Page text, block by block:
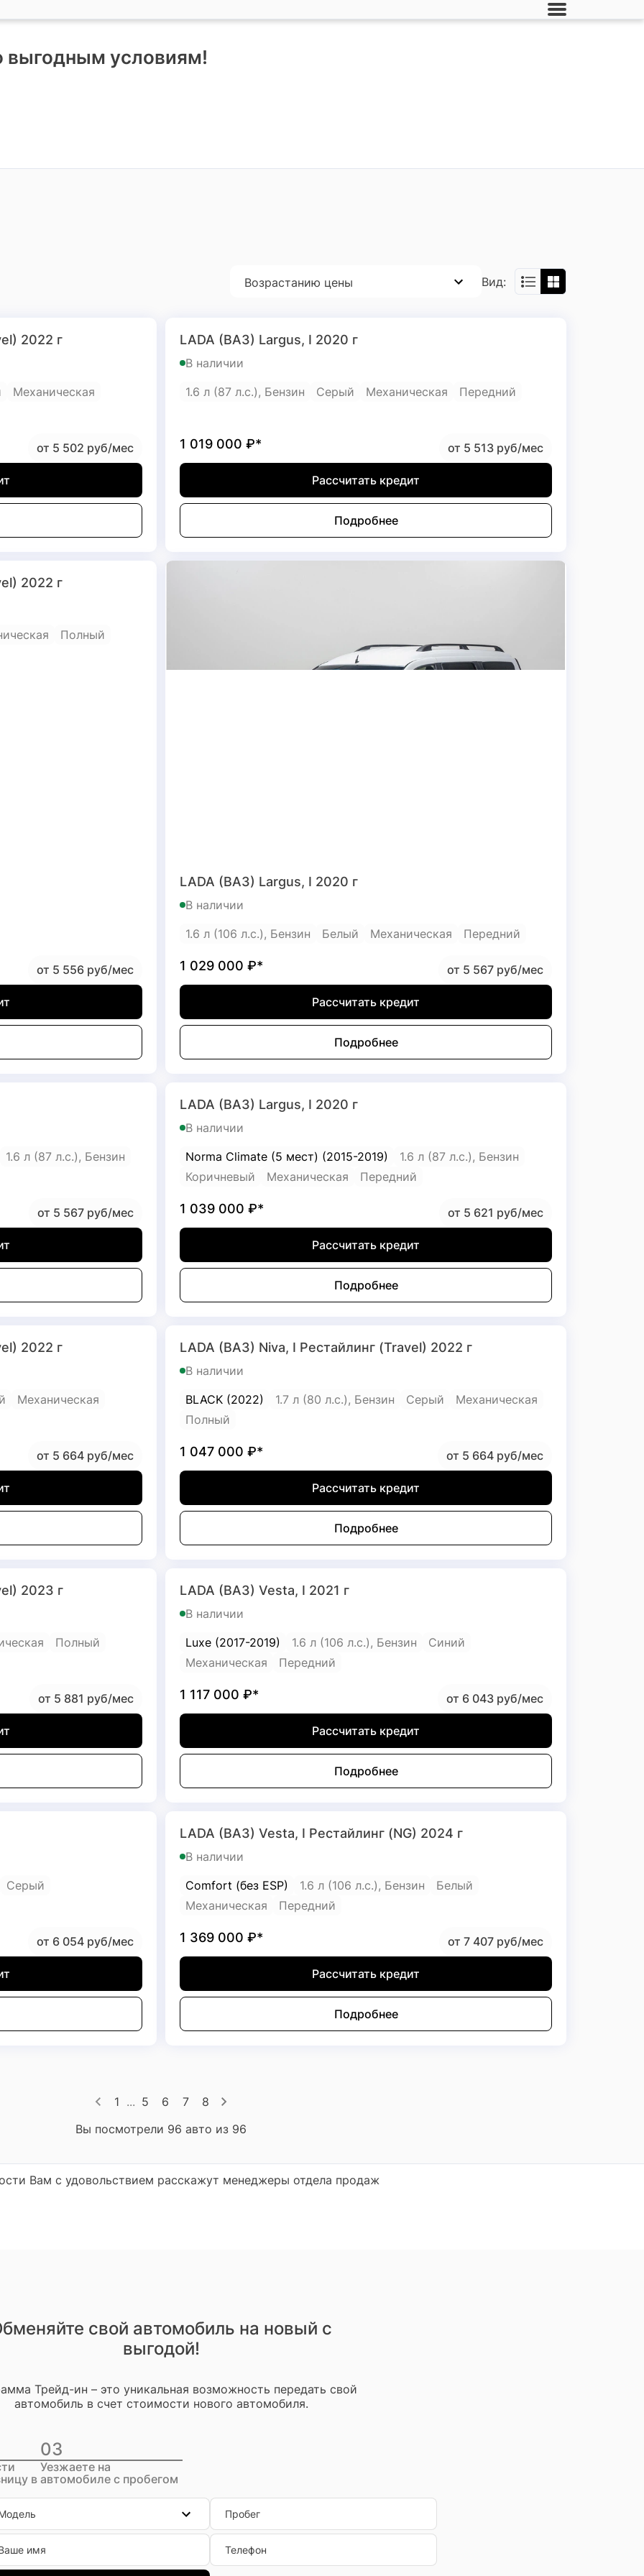
выгодным условиям!
Возрастанию цены Вид:
2022 г
Механическая
от 5 502 руб/мес
LADA (ВАЗ) Largus, I 2020 г
В наличии
1.6 л (87 л.с.), Бензин
Серый Механическая Передний
1 019 000 ₽* от 5 513 руб/мес
Рассчитать кредит
Подробнее
2022 г
Полный
от 5 556 руб/мес
LADA (ВАЗ) Largus, I 2020 г
В наличии
1.6 л (106 л.с.), Бензин
Белый Механическая Передний
1 029 000 ₽* от 5 567 руб/мес
Рассчитать кредит
Подробнее
1.6 л (87 л.с.), Бензин
от 5 567 руб/мес
LADA (ВАЗ) Largus, I 2020 г
В наличии
Norma Climate (5 мест) (2015-2019)
1.6 л (87 л.с.), Бензин
Коричневый
Механическая Передний
1 039 000 ₽* от 5 621 руб/мес
Рассчитать кредит
Подробнее
2022 г
Механическая
от 5 664 руб/мес
LADA (ВАЗ) Niva, I Рестайлинг (Travel) 2022 г
В наличии
BLACK (2022)
1.7 л (80 л.с.), Бензин Серый
Механическая
Полный
1 047 000 ₽* от 5 664 руб/мес
Рассчитать кредит
Подробнее
2023 г
Полный
от 5 881 руб/мес
LADA (ВАЗ) Vesta, I 2021 г
В наличии
Luxe (2017-2019)
1.6 л (106 л.с.), Бензин
Синий
Механическая
Передний
1 117 000 ₽* от 6 043 руб/мес
Рассчитать кредит
Подробнее
Серый
от 6 054 руб/мес
LADA (ВАЗ) Vesta, I Рестайлинг (NG) 2024 г
В наличии
Сomfort (без ESP)
1.6 л (106 л.с.), Бензин
Белый
Механическая
Передний
1 369 000 ₽* от 7 407 руб/мес
Рассчитать кредит
Подробнее
1 ... 5 6 7
8
Вы посмотрели 96 авто из 96
Вам с удовольствием расскажут менеджеры отдела продаж
свой автомобиль на новый с
выгодой!
Трейд-ин – это уникальная возможность передать свой
автомобиль в счет стоимости нового автомобиля.
в
03
Уезжаете на
автомобиле с пробегом
Пробег
имя Телефон